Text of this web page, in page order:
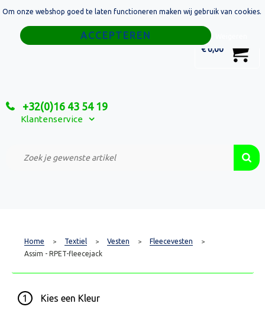
€ 0,00
+32(0)16 43 54 19
Klantenservice
Home
Relatiegeschenken
Custom Made Projecten
Home > Textiel > Vesten > Fleecevesten >
Assim - RPET-fleecejack
1 Kies een Kleur
Om onze webshop goed te laten functioneren maken wij gebruik van cookies.